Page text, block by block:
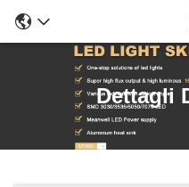
Dettagli